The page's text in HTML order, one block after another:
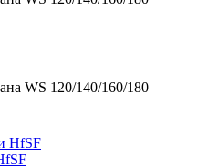
WS 120/140/160/180